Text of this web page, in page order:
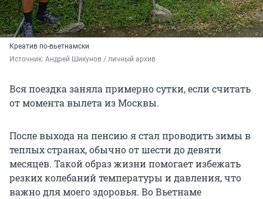
Креатив по-вьетнамски
Источник: Андрей Шикунов / личный архив
Вся поездка заняла примерно сутки, если считать
от момента вылета из Москвы.
После выхода на пенсию я стал проводить зимы в
теплых странах, обычно от шести до девяти
месяцев. Такой образ жизни помогает избежать
резких колебаний температуры и давления, что
важно для моего здоровья. Во Вьетнаме